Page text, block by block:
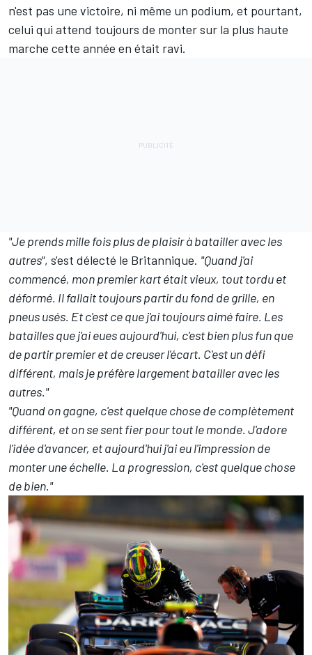
n'est pas une victoire, ni même un podium, et pourtant,
celui qui attend toujours de monter sur la plus haute
marche cette année en était ravi.
"Je prends mille fois plus de plaisir à batailler avec les
autres", s'est délecté le Britannique. "Quand j'ai
commencé, mon premier kart était vieux, tout tordu et
déformé. Il fallait toujours partir du fond de grille, en
pneus usés. Et c'est ce que j'ai toujours aimé faire. Les
batailles que j'ai eues aujourd'hui, c'est bien plus fun que
de partir premier et de creuser l'écart. C'est un défi
différent, mais je préfère largement batailler avec les
autres."
"Quand on gagne, c'est quelque chose de complètement
différent, et on se sent fier pour tout le monde. J'adore
l'idée d'avancer, et aujourd'hui j'ai eu l'impression de
monter une échelle. La progression, c'est quelque chose
de bien."